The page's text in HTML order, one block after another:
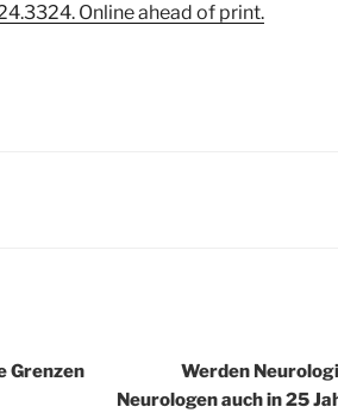
Online ahead of print.
Grenzen
Werden
Neurologen auch in 25